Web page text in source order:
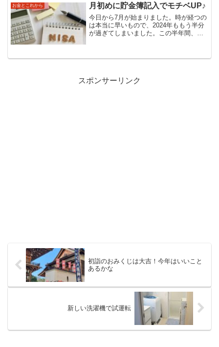
る。働き方の迷...
お金とこれから 月初めに貯金簿記入でモチベUP♪
今日から7月が始まりました。時が経つの
は本当に早いもので、2024年ももう半分
が過ぎてしまいました。この半年間、私
で、家計簿を締めて残高を貯金簿に記入
スポンサーリンク
初詣のおみくじは大吉！今年はいいこと
あるかな
新しい洗濯機で試運転